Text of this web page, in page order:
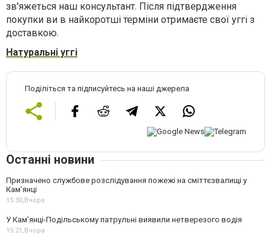
зв'яжеться наш консультант. Після підтвердження
покупки ви в найкоротші терміни отримаєте свої уггі з
доставкою.
Натуральнi уггi
Поділіться та підписуйтесь на наші джерела
Останні новини
Призначено службове розслідування пожежі на сміттєзвалищі у
Кам’янці
15:30,Вчора
У Кам’янці-Подільському патрульні виявили нетверезого водія
15:21,Вчора